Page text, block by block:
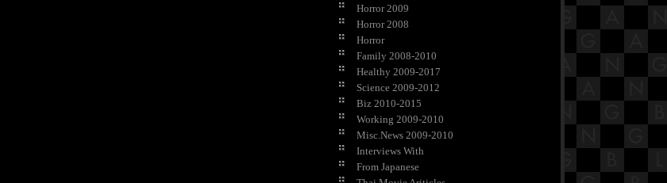
Horror 2009
Horror 2008
Horror
Family 2008-2010
Healthy 2009-2017
Science 2009-2012
Biz 2010-2015
Working 2009-2010
Misc.News 2009-2010
Interviews With
From Japanese